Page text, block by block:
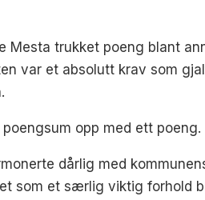
Mesta trukket poeng blant
var et absolutt krav som
opp med ett poeng.
dårlig med
som et særlig viktig forhold